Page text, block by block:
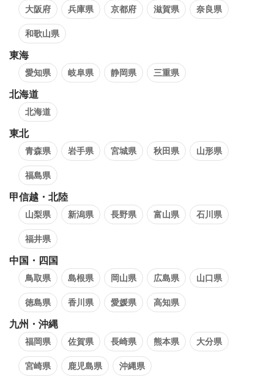
大阪府 兵庫県 京都府 滋賀県 奈良県
和歌山県
東海
愛知県 岐阜県 静岡県 三重県
北海道
北海道
東北
青森県 岩手県 宮城県 秋田県 山形県
福島県
甲信越・北陸
山梨県 新潟県 長野県 富山県 石川県
福井県
中国・四国
鳥取県 島根県 岡山県 広島県 山口県
徳島県 香川県 愛媛県 高知県
九州・沖縄
福岡県 佐賀県 長崎県 熊本県 大分県
宮崎県 鹿児島県 沖縄県